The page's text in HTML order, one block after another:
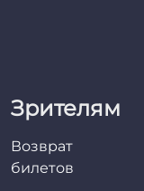
Зрителям
Возврат
билетов